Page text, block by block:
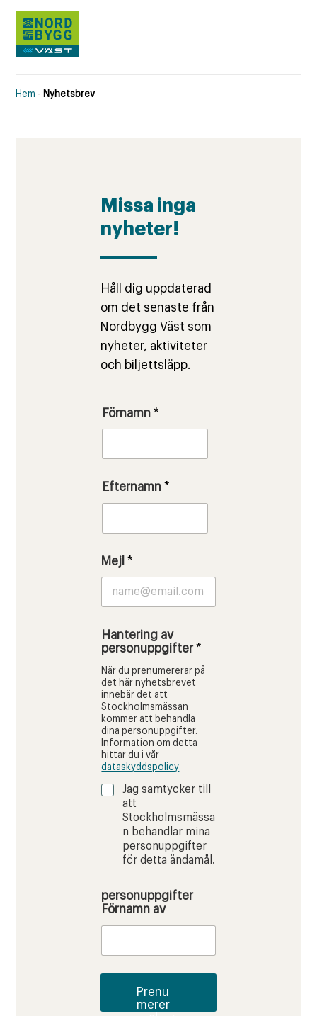
Hem - Nyhetsbrev
Missa inga
nyheter!
Håll dig uppdaterad
om det senaste från
Nordbygg Väst som
nyheter, aktiviteter
och biljettsläpp.
Förnamn*
Efternamn*
Mejl*
Hantering av
personuppgifter*
När du prenumererar på
det här nyhetsbrevet
innebär det att
Stockholmsmässan
kommer att behandla
dina personuppgifter.
Information om detta
hittar du i vår
dataskyddspolicy
Jag samtycker till
att
Stockholmsmässa
n behandlar mina
personuppgifter
för detta ändamål.
personuppgifter
Förnamn av
Prenu
merer